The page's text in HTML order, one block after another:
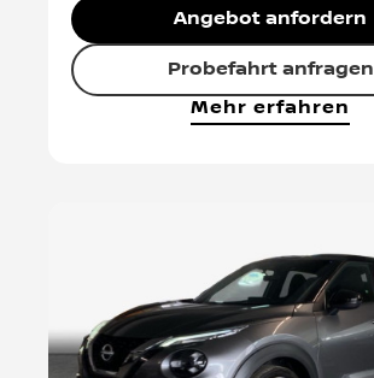
Angebot anfordern
Probefahrt anfragen
Mehr erfahren